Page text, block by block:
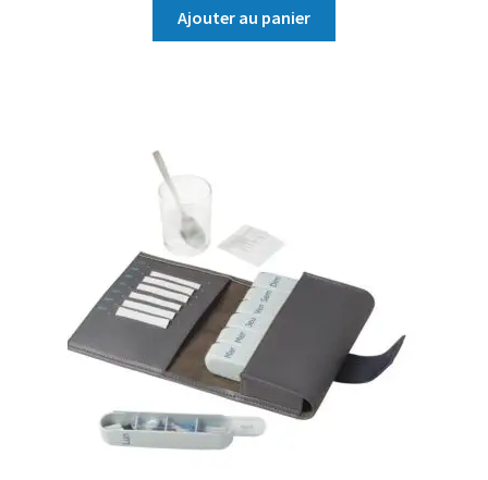
Ajouter au panier